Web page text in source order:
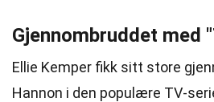
Gjennombruddet med
Ellie Kemper fikk sitt store
Hannon i den populære TV-